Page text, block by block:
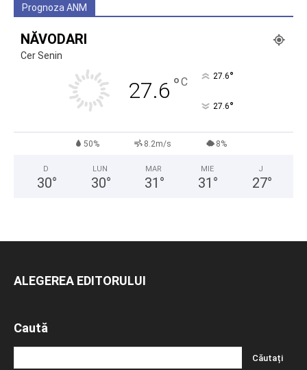
Prognoza ANM
NĂVODARI
Cer Senin
27.6 °C 27.6°
27.6°
50% 8.2m/s 8%
D
30°
LUN
30°
MAR
31 °
MIE
31 °
J
27°
ALEGEREA EDITORULUI
Caută